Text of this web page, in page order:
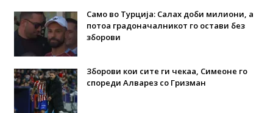
Само во Турција: Салах доби милиони, а
потоа градоначалникот го остави без
зборови
Зборови кои сите ги чекаа, Симеоне го
спореди Алварез со Гризман